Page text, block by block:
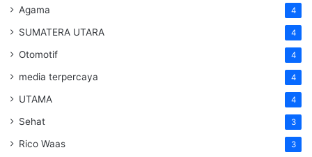
Agama 4
SUMATERA UTARA 4
Otomotif 4
media terpercaya 4
UTAMA 4
Sehat 3
Rico Waas 3